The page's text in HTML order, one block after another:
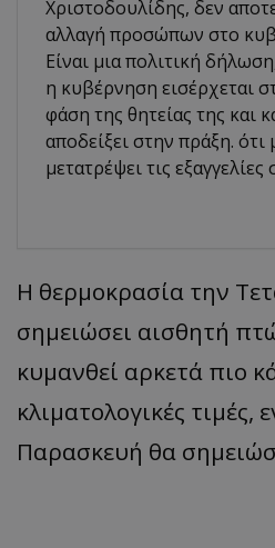
Χριστοδουλίδης, δεν
αλλαγή προσώπων στο
Είναι μια πολιτική
η κυβέρνηση εισέρχεται
φάση της θητείας της και
αποδείξει στην πράξη. ότι
μετατρέψει τις
Η θερμοκρασία την
σημειώσει αισθητή
κυμανθεί αρκετά πιο
κλιματολογικές τιμές,
Παρασκευή θα